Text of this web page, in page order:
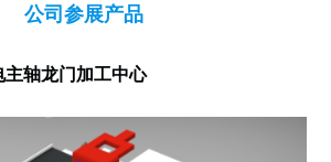
公司参展产品
轴龙门加工中心